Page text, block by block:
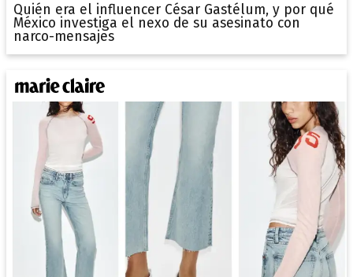
Quién era el influencer César Gastélum, y por qué
México investiga el nexo de su asesinato con
narco-mensajes